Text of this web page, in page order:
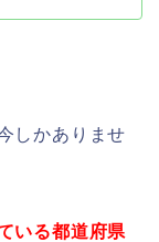
しかありませ
いる都道府県